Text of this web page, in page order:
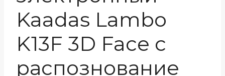
Kaadas Lambo
K13F 3D Face с
распознование